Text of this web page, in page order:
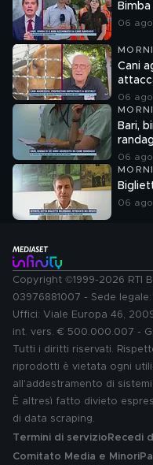
06 ago
Cani
06 ago
Bari,
06 ago
06 ago
Copyright ©1999-2026 RTI
03976881007 - Sede
Uffici: Viale Europa 46,
int. vers. € 500.000.007 -
Tutti i diritti riservati.
riprodotti è vietata ogni
all'addestramento di
È altresì fatto divieto
di data scraping.
Termini di servizio Recedi
Comitato Media e Minori